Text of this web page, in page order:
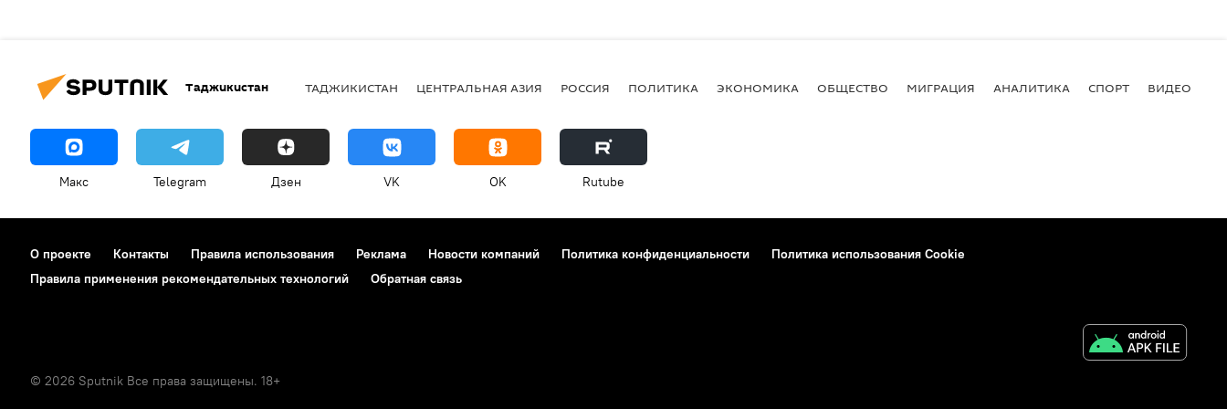
Таджикистан ТАДЖИКИСТАН ЦЕНТРАЛЬНАЯ АЗИЯ РОССИЯ ПОЛИТИКА ЭКОНОМИКА ОБЩЕСТВО МИГРАЦИЯ АНАЛИТИКА СПОРТ ВИДЕО
Макс Telegram Дзен VK OK Rutube
О проекте Контакты Правила использования Реклама Новости компаний Политика конфиденциальности
Политика использования Cookie
Правила применения рекомендательных технологий
Обратная связь
© 2026 Sputnik Все права защищены. 18+